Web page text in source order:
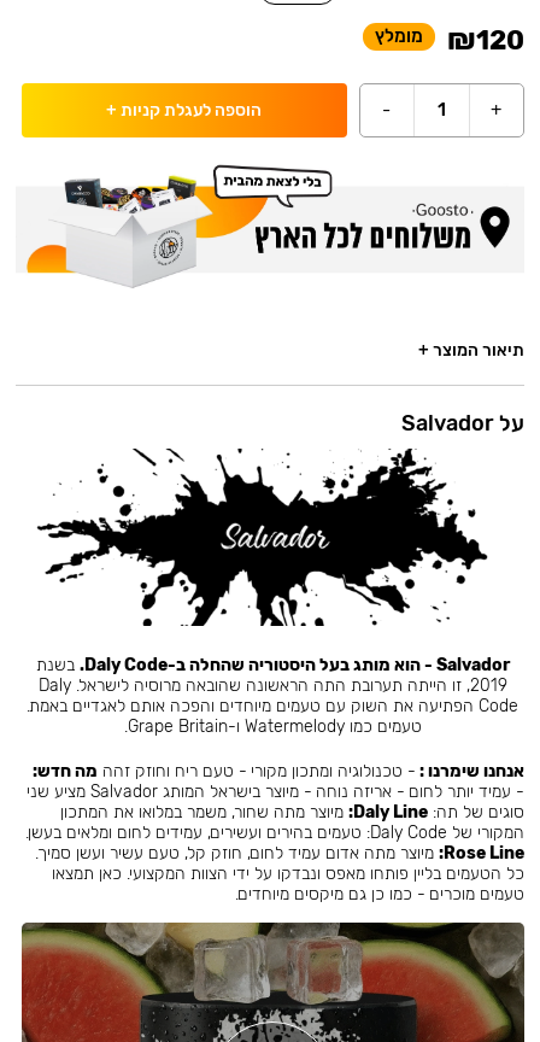
₪120 מומלץ
+
1
- הוספה לעגלת קניות +
תיאור המוצר +
על Salvador
Salvador - הוא מותג בעל היסטוריה שהחלה ב-Daly Code.
בשנת
2019, זו הייתה תערובת התה הראשונה שהובאה מרוסיה לישראל. Daly
Code הפתיעה את השוק עם טעמים מיוחדים והפכה אותם לאגדיים באמת.
טעמים כמו Watermelody ו-Grape Britain.
אנחנו שימרנו : - טכנולוגיה ומתכון מקורי - טעם ריח וחוזק זהה מה חדש:
- עמיד יותר לחום - אריזה נוחה - מיוצר בישראל המותג Salvador מציע שני
סוגים של תה:Daly Line: מיוצר מתה שחור, משמר במלואו את המתכון
המקורי של Daly Code: טעמים בהירים ועשירים, עמידים לחום ומלאים בעשן.
Rose Line: מיוצר מתה אדום עמיד לחום, חוזק קל, טעם עשיר ועשן סמיך.
כל הטעמים בליין פותחו מאפס ונבדקו על ידי הצוות המקצועי. כאן תמצאו
טעמים מוכרים - כמו כן גם מיקסים מיוחדים.